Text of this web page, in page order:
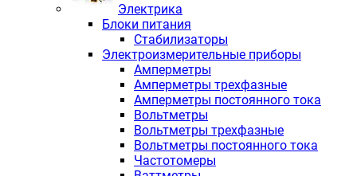
Электрика
Блоки питания
Стабилизаторы
Электроизмерительные приборы
Амперметры
Амперметры трехфазные
Амперметры постоянного тока
Вольтметры
Вольтметры трехфазные
Вольтметры постоянного тока
Частотомеры